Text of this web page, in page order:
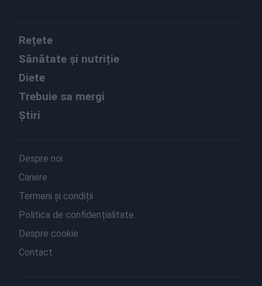
Rețete
Sănătate și nutriție
Diete
Trebuie sa mergi
Știri
Despre noi
Cariere
Termeni și condiții
Politica de confidențialitate
Despre cookie
Contact